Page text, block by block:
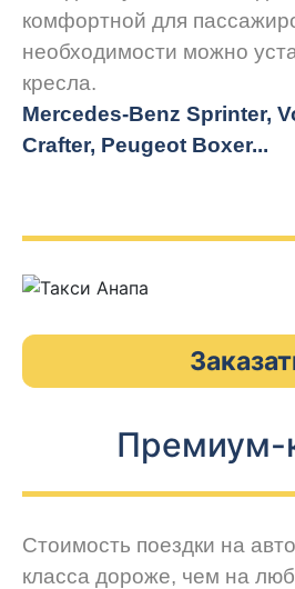
комфортной для
необходимости можно
кресла.
Mercedes-Benz Sprinter,
Crafter, Peugeot Boxer...
Премиум-
Стоимость поездки на
класса дороже, чем на